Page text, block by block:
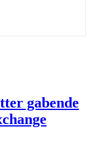
gabende